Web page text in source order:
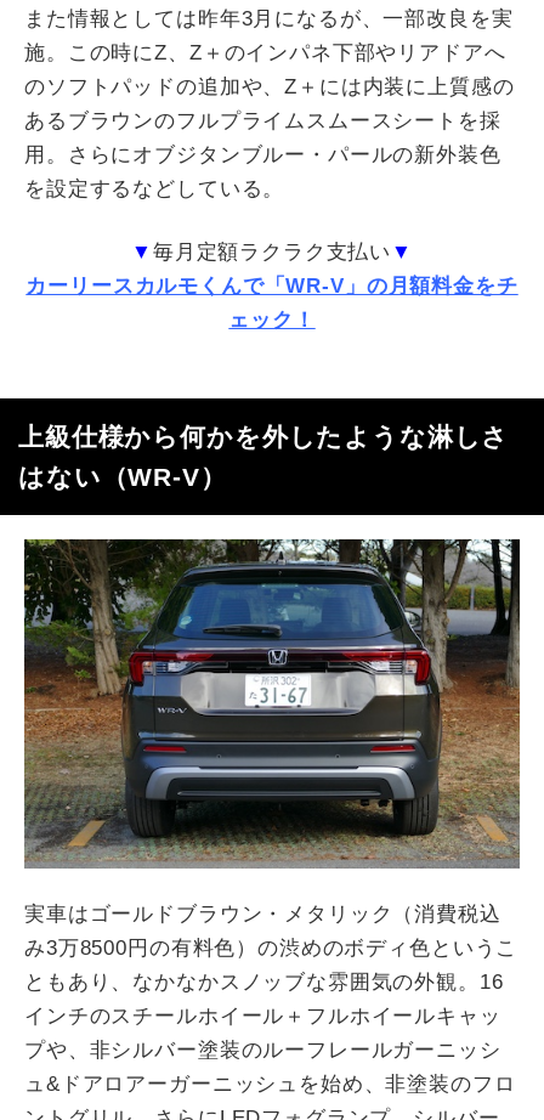
また情報としては昨年3月になるが、一部改良を実
施。この時にZ、 Z ＋のインパネ下部やリアドアへ
のソフトパッドの追加や、Z ＋には内装に上質感の
あるブラウンのフルプライムスムースシートを採
用。さらにオブジタンブルー・パールの新外装色
を設定するなどしている。
▼ 毎月定額ラクラク支払い ▼
カーリースカルモくんで「WR-V」の月額料金をチ
ェック！
上級仕様から何かを外したような淋しさ
はない（WR-V）
実車はゴールドブラウン・メタリック（消費税込
み3万8500 円の有料色）の渋めのボディ色というこ
ともあり、なかなかスノッブな雰囲気の外観。 16
インチのスチールホイール＋フルホイールキャッ
プや、非シルバー塗装のルーフレールガーニッシ
ュ& ドアロアーガーニッシュを始め、非塗装のフロ